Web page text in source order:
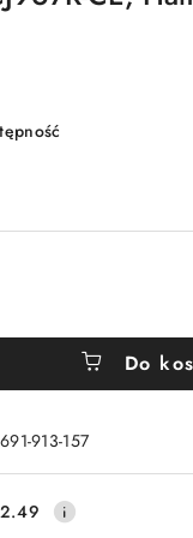
Do
913-157